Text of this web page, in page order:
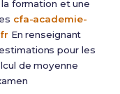
formation et une
cfa-academie-
En renseignant
pour les
de moyenne